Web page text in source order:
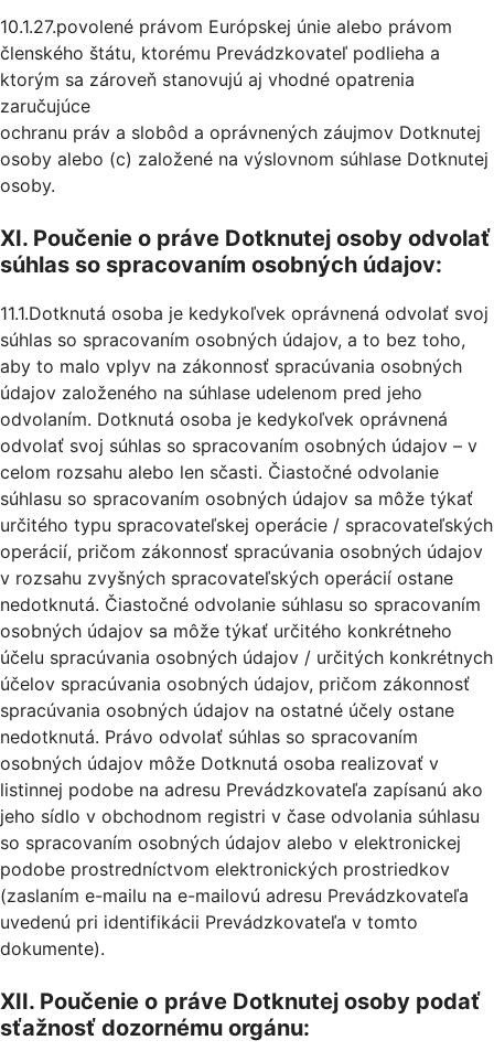
10.1.27.povolené právom Európskej únie alebo právom
členského štátu, ktorému Prevádzkovateľ podlieha a
ktorým sa zároveň stanovujú aj vhodné opatrenia
zaručujúce
ochranu práv a slobôd a oprávnených záujmov Dotknutej
osoby alebo (c) založené na výslovnom súhlase Dotknutej
osoby.
XI. Poučenie o práve Dotknutej osoby odvolať
súhlas so spracovaním osobných údajov:
11.1.Dotknutá osoba je kedykoľvek oprávnená odvolať svoj
súhlas so spracovaním osobných údajov, a to bez toho,
aby to malo vplyv na zákonnosť spracúvania osobných
údajov založeného na súhlase udelenom pred jeho
odvolaním. Dotknutá osoba je kedykoľvek oprávnená
odvolať svoj súhlas so spracovaním osobných údajov – v
celom rozsahu alebo len sčasti. Čiastočné odvolanie
súhlasu so spracovaním osobných údajov sa môže týkať
určitého typu spracovateľskej operácie / spracovateľských
operácií, pričom zákonnosť spracúvania osobných údajov
v rozsahu zvyšných spracovateľských operácií ostane
nedotknutá. Čiastočné odvolanie súhlasu so spracovaním
osobných údajov sa môže týkať určitého konkrétneho
účelu spracúvania osobných údajov / určitých konkrétnych
účelov spracúvania osobných údajov, pričom zákonnosť
spracúvania osobných údajov na ostatné účely ostane
nedotknutá. Právo odvolať súhlas so spracovaním
osobných údajov môže Dotknutá osoba realizovať v
listinnej podobe na adresu Prevádzkovateľa zapísanú ako
jeho sídlo v obchodnom registri v čase odvolania súhlasu
so spracovaním osobných údajov alebo v elektronickej
podobe prostredníctvom elektronických prostriedkov
(zaslaním e-mailu na e-mailovú adresu Prevádzkovateľa
uvedenú pri identifikácii Prevádzkovateľa v tomto
dokumente).
XII. Poučenie o práve Dotknutej osoby podať
sťažnosť dozornému orgánu: